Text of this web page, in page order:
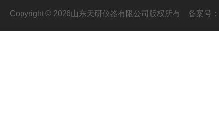
Copyright © 2026山东天研仪器有限公司版权所有 备案号